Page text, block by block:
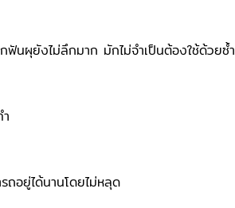
ฟันผุยังไม่ลึกมาก มักไม่จำเป็นต้องใช้ด้วยซ้ำ
อยู่ได้นานโดยไม่หลุด